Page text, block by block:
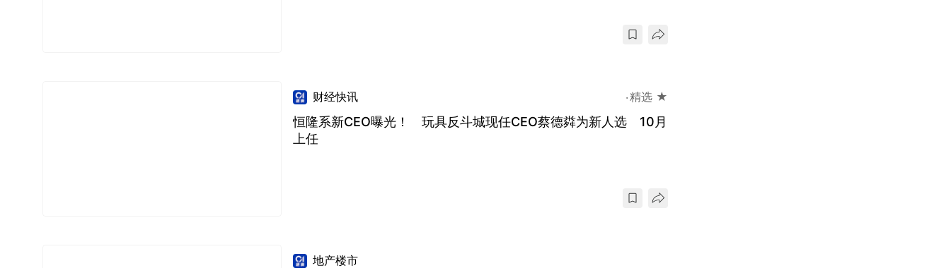
财经快讯 精选 ★
恒隆系新CEO曝光！ 玩具反斗城现任CEO蔡德粦为新人选 10月
上任
地产楼市